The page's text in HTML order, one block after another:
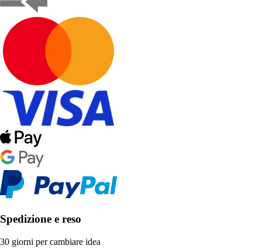
Spedizione e reso
30 giorni per cambiare idea